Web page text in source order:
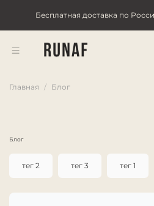
Бесплатная доставка по
Главная Блог
Блог
тег 2 тег 3 тег 1